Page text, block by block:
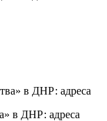
в ДНР: адреса